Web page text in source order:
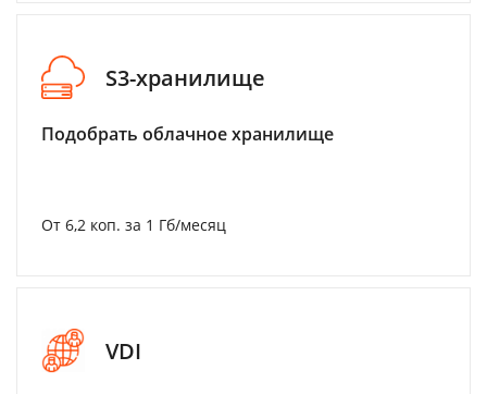
S3-хранилище
Подобрать облачное хранилище
От 6,2 коп. за 1 Гб/месяц
VDI